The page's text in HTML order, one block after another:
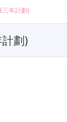
三年計劃)
劃)